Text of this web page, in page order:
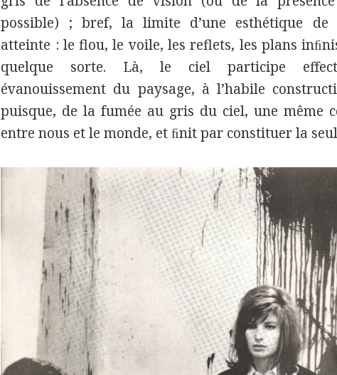
possible) ; bref, la limite d’une esthétique de
atteinte : le flou, le voile, les reflets, les plans
quelque sorte. Là, le ciel participe
évanouissement du paysage, à l’habile
puisque, de la fumée au gris du ciel, une même
entre nous et le monde, et ﬁnit par constituer la